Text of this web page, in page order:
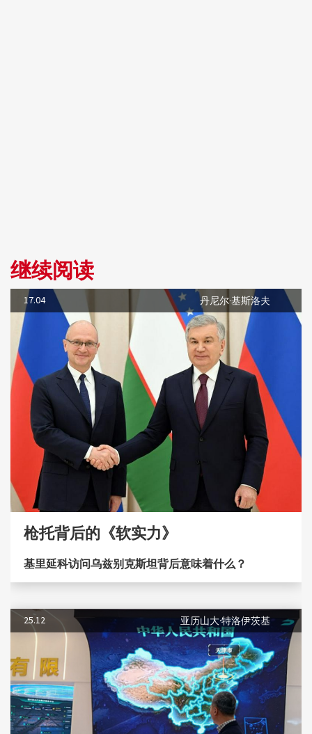
继续阅读
17.04 丹尼尔·基斯洛夫
枪托背后的《软实力》
基里延科访问乌兹别克斯坦背后意味着什么？
25.12 亚历山大·特洛伊茨基